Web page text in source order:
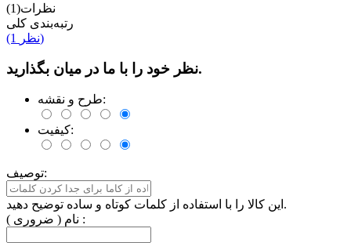
نظرات(1)
رتبه‌بندی کلی
(1 نظر)
نظر خود را با ما در میان بگذارید.
طرح و نقشه:
کیفیت:
توصیف:
این کالا را با استفاده از کلمات کوتاه و ساده توضیح دهید.
نام ( ضروری ) :